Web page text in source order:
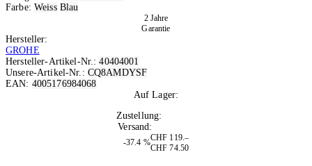
Farbe: Weiss Blau
2 Jahre
Garantie
Hersteller:
GROHE
Hersteller-Artikel-Nr.:40404001
Unsere-Artikel-Nr.: CQ8AMDYSF
EAN: 4005176984068
Auf Lager:
Zustellung:
Versand:
-37.4 %
CHF 119.–
CHF 74.50